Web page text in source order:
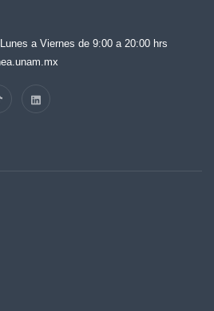
Lunes a Viernes de 9:00 a 20:00 hrs